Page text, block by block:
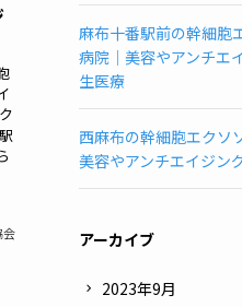
会
査
所
一
覧
(都
道
別)
麻布十番駅前の幹細胞
病院｜美容やアンチエ
生医療
西麻布の幹細胞エクソ
美容やアンチエイジン
アーカイブ
2023年9月